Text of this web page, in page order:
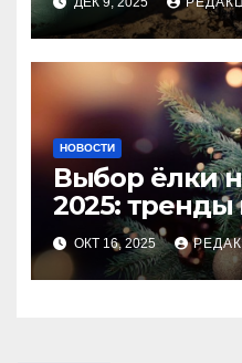
НОВОСТИ
Выбор ёлки
2025:
идеального
ОКТ 16, 2025